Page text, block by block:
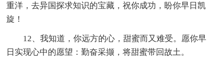
重洋，去异国探求知识的宝藏，祝你成功，盼你早日凯
旋！
12、我知道，你远方的心，甜蜜而又难受。愿你早
日实现心中的愿望：勤奋采撷，将甜蜜带回故土。